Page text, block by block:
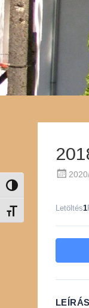
Nagy kontraszt
Betűméret váltása
Letöltés1
LEÍRÁS